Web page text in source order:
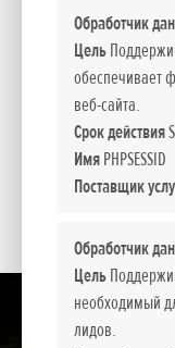
Обработчик
Цель
обеспечивает
веб-сайта.
Срок действия
ИмяPHPSESSID
Поставщик
Обработчик
Цель
необходимый
лидов.
Рекомендуемые
Представленные цены,
оборудования носят
за собой право изменить
какой-то модели без
Цены содержат налог с